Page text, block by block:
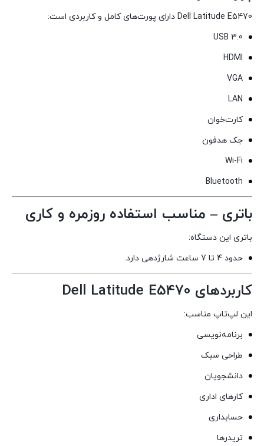
Dell Latitude E5470 دارای پورت‌های کامل و کاربردی است:
USB 3.0
HDMI
VGA
LAN
کارت‌خوان
جک هدفون
Wi-Fi
Bluetooth
باتری – مناسب استفاده روزمره و کاری
باتری این دستگاه:
حدود 4 تا 7 ساعت شارژدهی دارد.
کاربردهای Dell Latitude E5470
این لپ‌تاپ مناسب:
برنامه‌نویسی
طراحی سبک
دانشجویان
کارهای اداری
حسابداری
تریدرها